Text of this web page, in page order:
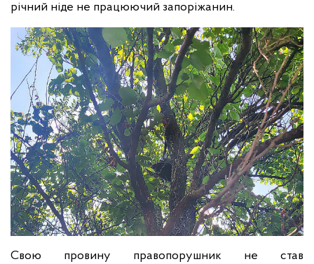
річний ніде не працюючий запоріжанин.
Свою провину правопорушник не став